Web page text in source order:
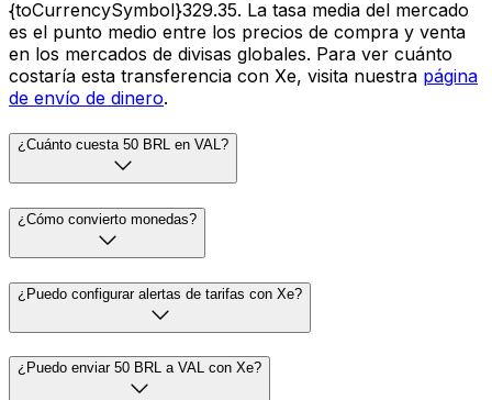
{toCurrencySymbol}329.35. La tasa media del mercado
es el punto medio entre los precios de compra y venta
en los mercados de divisas globales. Para ver cuánto
costaría esta transferencia con Xe, visita nuestra página
de envío de dinero.
¿Cuánto cuesta 50 BRL en VAL?
¿Cómo convierto monedas?
¿Puedo configurar alertas de tarifas con Xe?
¿Puedo enviar 50 BRL a VAL con Xe?